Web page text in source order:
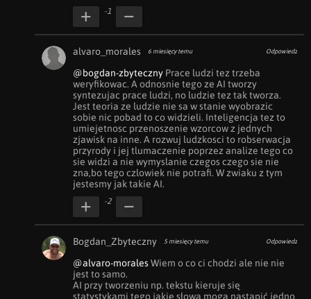
-1
alvaro_morales 6 miesięcy temu Odpowiedz
@bogdan-zbyteczny Prace ludzi tez trzeba
weryfikowac. A odnosnie tego ze AI tworzy
syntezujac prace ludzi, no ludzie tez tak tworza.
Jest teoria ze ludzie nie sa w stanie wyobrazic
sobie nic pobad to co widzieli. Inteligencja tez to
umiejetnosc przenoszenie wzorcow z jednych
zjawisk na inne. A rozwuj ludzkosci to robserwacja
przyrody i jej tlumaczenie poprzez analize tego co
sie widzi a nie wymyslanie czegos czego sie nie
zna,bo tego czlowiek nie potrafi. W zwiaku z tym
jestesmy jak takie AI.
-2
Bogdan_Zbyteczny 5 miesięcy temu Odpowiedz
@alvaro-morales Wiem o co ci chodzi ale nie nie
jest to samo.
AI przy tworzeniu np. tekstu kieruje się
statystykami tego jakie słowa mogą nastąpić jedno